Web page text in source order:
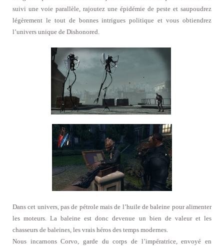
suivi une voie parallèle, rajoutez une épidémie de peste et saupoudrez
légèrement le tout de bonnes intrigues politique et vous obtiendrez
l’univers unique de Dishonored.
Dans cet univers, pas de pétrole mais de l’huile de baleine pour alimenter
les moteurs. La baleine est donc devenue un bien de valeur et les
chasseurs de baleines, les vrais héros des temps modernes.
Nous incarnons Corvo, garde du corps de l’impératrice, envoyé en